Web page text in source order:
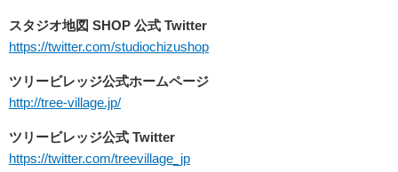
スタジオ地図 SHOP 公式 Twitter
https://twitter.com/studiochizushop
ツリービレッジ公式ホームページ
http://tree-village.jp/
ツリービレッジ公式 Twitter
https://twitter.com/treevillage_jp